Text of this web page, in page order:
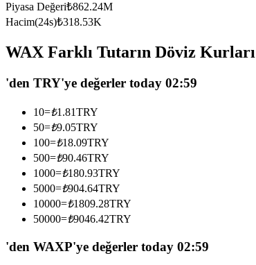
USDC Vadeli İşlemleri
Kopya Ticaret
En iyi traderlarla güçlerinizi birleştirin
Piyasa Değeri₺862.24M
Hacim(24s)₺318.53K
WAX Farklı Tutarın Döviz Kurları
'den TRY'ye değerler today 02:59
10=₺1.81TRY
50=₺9.05TRY
100=₺18.09TRY
500=₺90.46TRY
1000=₺180.93TRY
5000=₺904.64TRY
10000=₺1809.28TRY
50000=₺9046.42TRY
'den WAXP'ye değerler today 02:59